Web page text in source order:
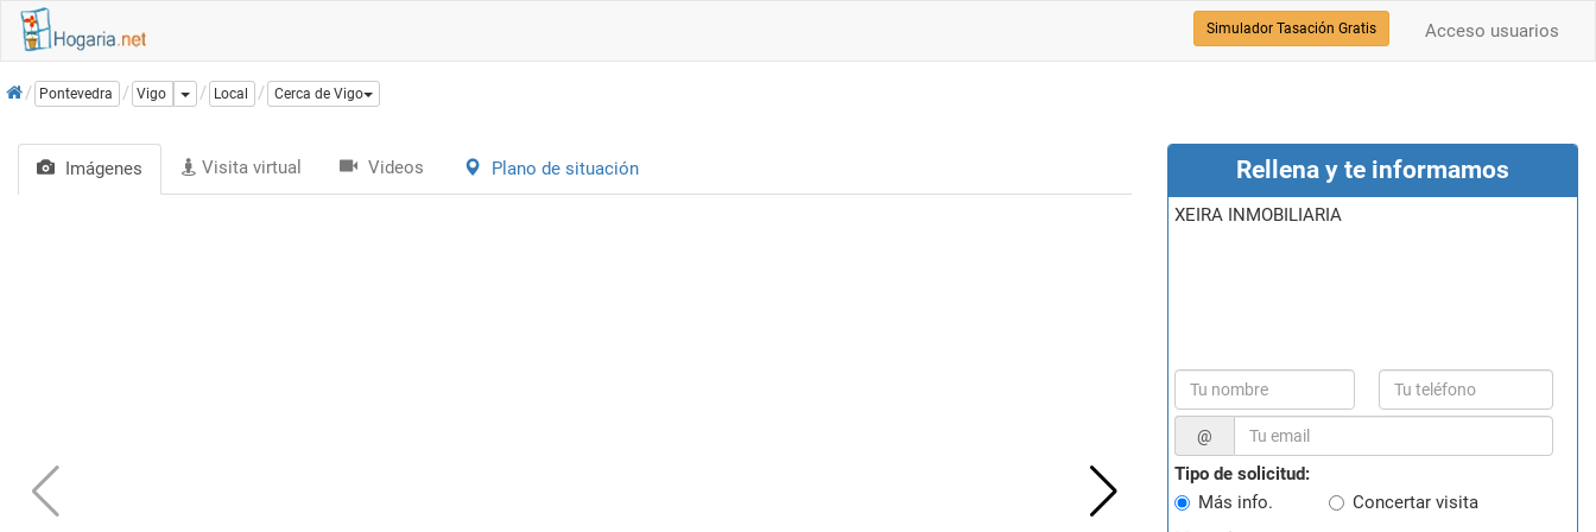
Acceso usuarios
Simulador Tasación Gratis
InicioPontevedra Vigo Dropdown
Local Cerca de Vigo
Imágenes Visita virtual Videos Plano de situación Rellena y te informamos
XEIRA INMOBILIARIA
@
Tipo de solicitud:
Más info.
Concertar visita